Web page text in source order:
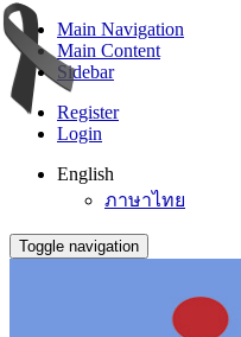
Main Navigation
Main Content
Sidebar
Register
Login
English
ภาษาไทย
Toggle navigation